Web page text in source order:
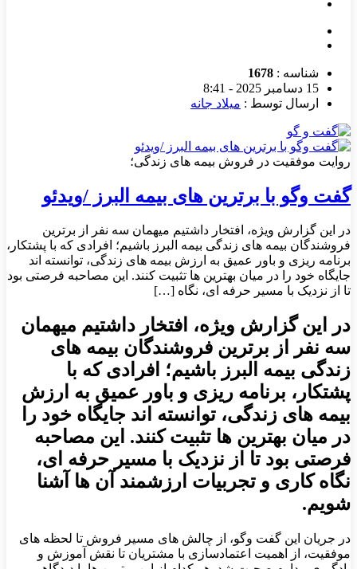
شناسه : 1678
15 دسامبر 2025 - 8:41
ارسال توسط : میلاد جانه
روایت موفقیت در فروش بیمه های زندگی؛
گفت وگو با برترین های بیمه البرز /ویدئو
در این گزارش ویژه، افتخار داشتیم میهمان سه نفر از برترین
فروشندگان بیمه های زندگی بیمه البرز باشیم؛ افرادی که با پشتکار،
برنامه ریزی و باور عمیق به ارزش بیمه های زندگی، توانسته اند
جایگاه خود را در میان بهترین ها تثبیت کنند. این مصاحبه فرصتی بود
تا از نزدیک با مسیر حرفه ای، نگاه […]
در این گزارش ویژه، افتخار داشتیم میهمان
سه نفر از برترین فروشندگان بیمه های
زندگی بیمه البرز باشیم؛ افرادی که با
پشتکار، برنامه ریزی و باور عمیق به ارزش
بیمه های زندگی، توانسته اند جایگاه خود را
در میان بهترین ها تثبیت کنند. این مصاحبه
فرصتی بود تا از نزدیک با مسیر حرفه ای،
نگاه کاری و تجربیات ارزشمند آن ها آشنا
شویم.
در جریان این گفت وگو، از چالش های مسیر فروش تا لحظه های
موفقیت، از اهمیت اعتمادسازی با مشتریان تا نقش آموزش و